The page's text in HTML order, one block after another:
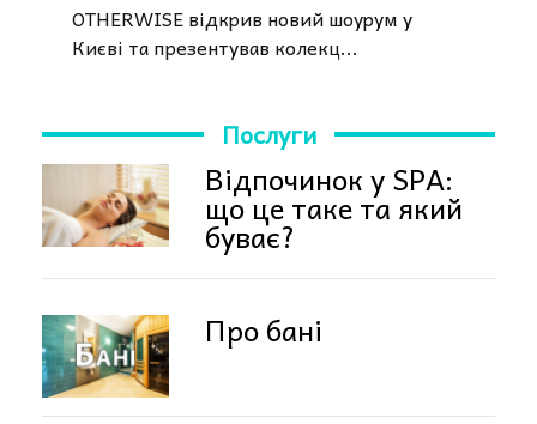
OTHERWISE відкрив новий шоурум у
Києві та презентував колекц...
Послуги
Відпочинок у SPA:
що це таке та який
буває?
Про бані